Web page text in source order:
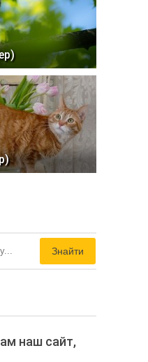
Знайти
наш сайт,